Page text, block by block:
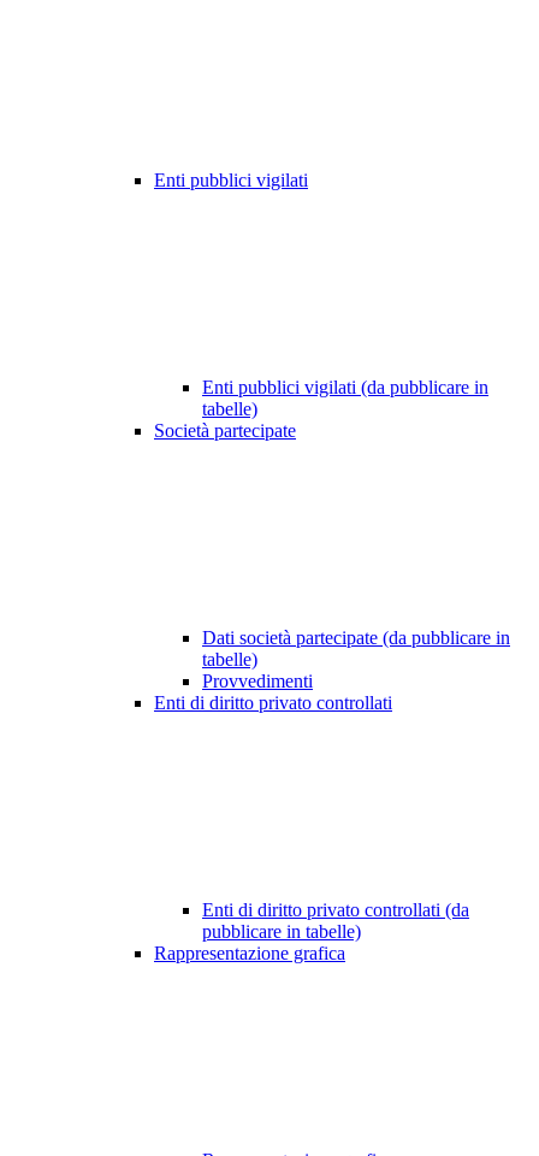
Enti pubblici vigilati
Enti pubblici vigilati (da pubblicare in
tabelle)
Società partecipate
Dati società partecipate (da pubblicare in
tabelle)
Provvedimenti
Enti di diritto privato controllati
Enti di diritto privato controllati (da
pubblicare in tabelle)
Rappresentazione grafica